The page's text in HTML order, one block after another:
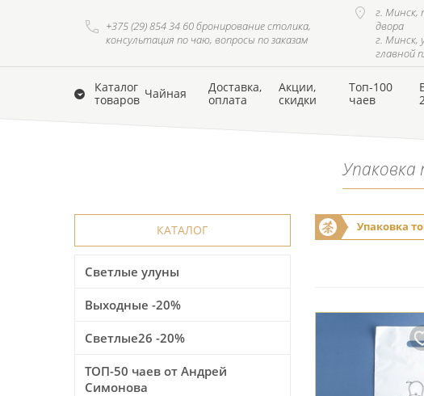
+375 (29) 854 34 60 бронирование столика,
консультация по чаю, вопросы по заказам
г. Минск,
двора
г. Минск,
главной
Каталог
товаров Чайная
Доставка,
оплата
Акции,
скидки
Топ-100
чаев
Упаковка
КАТАЛОГ
Светлые улуны
Выходные -20%
Светлые26 -20%
ТОП-50 чаев от Андрей
Симонова
Упаковка